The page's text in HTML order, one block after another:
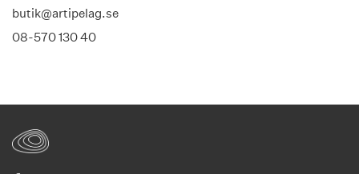
butik@artipelag.se
08-570 130 40